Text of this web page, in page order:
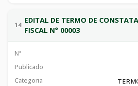
14
EDITAL DE TERMO DE
FISCAL N° 00003
Nº
Publicado
Categoria